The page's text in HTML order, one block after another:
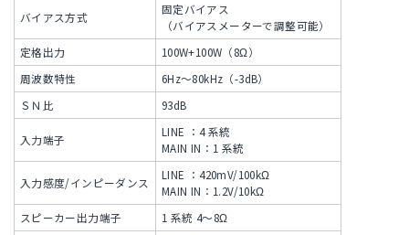
バイアス方式
固定バイアス
（バイアスメーターで調整可能）
定格出力
100W+100W（8Ω）
周波数特性
6Hz～80kHz（-3dB）
ＳＮ比
93dB
入力端子
LINE ：4 系統
MAIN IN：1 系統
入力感度/インピーダンス
LINE ：420mV/100kΩ
MAIN IN：1.2V/10kΩ
スピーカー出力端子
1 系統 4～8Ω